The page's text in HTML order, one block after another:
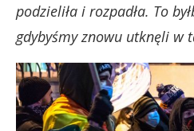
podzieliła i rozpadła. To
gdybyśmy znowu utknęli w